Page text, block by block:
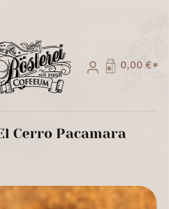
0,00 €*
Cerro Pacamara